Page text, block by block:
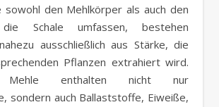
den Mehlkörper als auch den
Schale umfassen, bestehen
ausschließlich aus Stärke, die
Pflanzen extrahiert wird.
Mehle enthalten nicht nur
sondern auch Ballaststoffe, Eiweiße,